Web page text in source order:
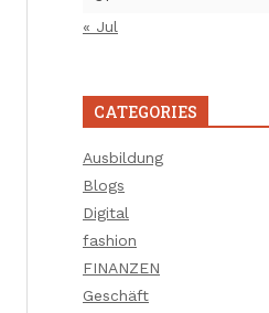
« Jul
CATEGORIES
Ausbildung
Blogs
Digital
fashion
FINANZEN
Geschäft